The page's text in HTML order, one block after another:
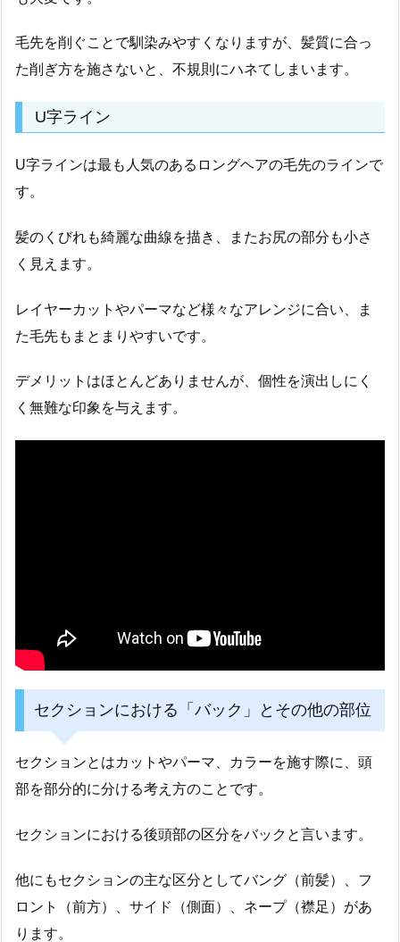
毛先を削ぐことで馴染みやすくなりますが、髪質に合っ
た削ぎ方を施さないと、不規則にハネてしまいます。
U字ライン
U字ラインは最も人気のあるロングヘアの毛先のラインで
す。
髪のくびれも綺麗な曲線を描き、またお尻の部分も小さ
く見えます。
レイヤーカットやパーマなど様々なアレンジに合い、ま
た毛先もまとまりやすいです。
デメリットはほとんどありませんが、個性を演出しにく
く無難な印象を与えます。
セクションにおける「バック」とその他の部位
セクションとはカットやパーマ、カラーを施す際に、頭
部を部分的に分ける考え方のことです。
セクションにおける後頭部の区分をバックと言います。
他にもセクションの主な区分としてバング（前髪）、フ
ロント（前方）、サイド（側面）、ネープ（襟足）があ
ります。